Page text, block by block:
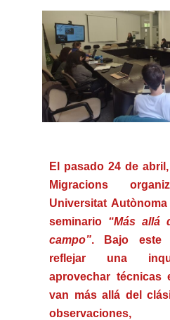
El pasado 24 de
Migracions
Universitat
seminario “Más allá
campo”. Bajo este
reflejar una
aprovechar técnicas
van más allá del
observaciones,